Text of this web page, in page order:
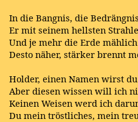
In die Bangnis, die
Er mit seinem hellsten
Und je mehr die Erde
Desto näher, stärker brennt
Holder, einen Namen wirst
Aber diesen wissen will ich
Keinen Weisen werd ich
Du mein tröstliches, mein